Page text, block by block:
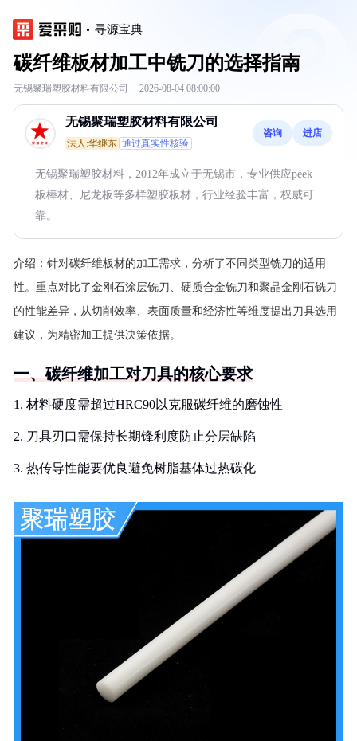
寻源宝典
碳纤维板材加工中铣刀的选择指南
无锡聚瑞塑胶材料有限公司 · 2026-08-04 08:00:00
无锡聚瑞塑胶材料有限公司
法人:华继东 通过真实性核验
咨询 进店
无锡聚瑞塑胶材料，2012年成立于无锡市，专业供应peek
板棒材、尼龙板等多样塑胶板材，行业经验丰富，权威可
靠。
介绍： 针对碳纤维板材的加工需求，分析了不同类型铣刀的适用
性。重点对比了金刚石涂层铣刀、硬质合金铣刀和聚晶金刚石铣刀
的性能差异，从切削效率、表面质量和经济性等维度提出刀具选用
建议，为精密加工提供决策依据。
一、碳纤维加工对刀具的核心要求
1. 材料硬度需超过HRC90以克服碳纤维的磨蚀性
2. 刀具刃口需保持长期锋利度防止分层缺陷
3. 热传导性能要优良避免树脂基体过热碳化